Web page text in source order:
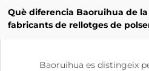
Què diferencia Baoruihua de
fabricants de rellotges de
Baoruihua es distingeix